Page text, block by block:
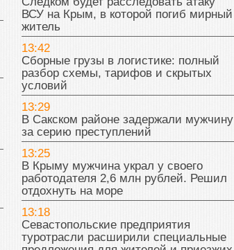
ВСУ на Крым, в которой погиб мирный
житель
13:42
Сборные грузы в логистике: полный
разбор схемы, тарифов и скрытых
условий
13:29
В Сакском районе задержали мужчину
за серию преступлений
13:25
В Крыму мужчина украл у своего
работодателя 2,6 млн рублей. Решил
отдохнуть на море
13:18
Севастопольские предприятия
туротрасли расширили специальные